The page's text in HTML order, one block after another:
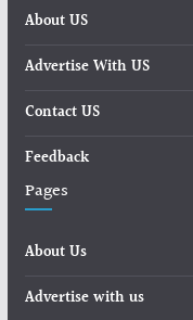
About US
Advertise With US
Contact US
Feedback
Pages
About Us
Advertise with us